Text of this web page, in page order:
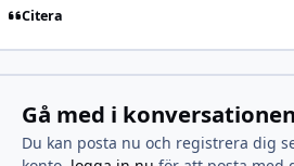
Citera
Gå med i konversationen
Du kan posta nu och registrera dig